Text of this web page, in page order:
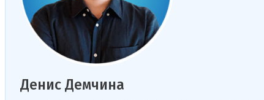
Денис Демчина